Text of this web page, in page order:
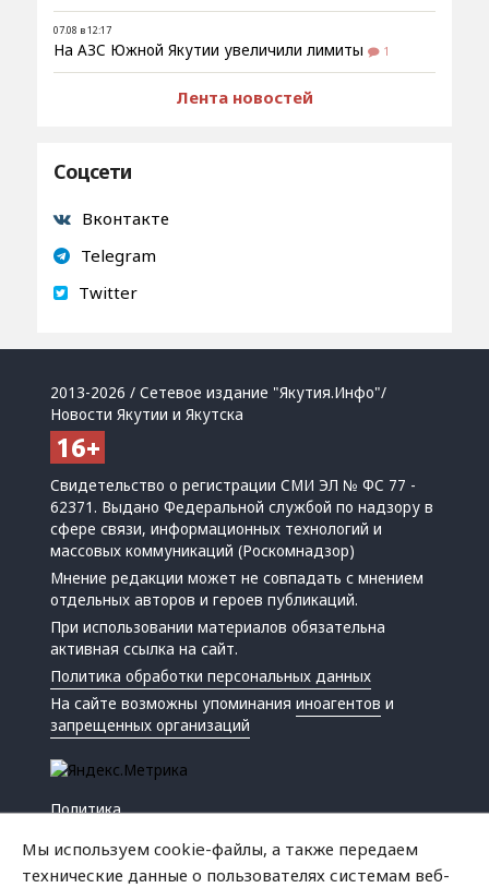
07.08 в 12:17
На АЗС Южной Якутии увеличили лимиты 1
Лента новостей
Соцсети
Вконтакте
Telegram
Twitter
2013-2026 / Сетевое издание "Якутия.Инфо"/
Новости Якутии и Якутска
Свидетельство о регистрации СМИ ЭЛ № ФС 77 -
62371. Выдано Федеральной службой по надзору в
сфере связи, информационных технологий и
массовых коммуникаций (Роскомнадзор)
Мнение редакции может не совпадать с мнением
отдельных авторов и героев публикаций.
При использовании материалов обязательна
активная ссылка на сайт.
Политика обработки персональных данных
На сайте возможны упоминанияиноагентов и
запрещенных организаций
Политика
Мы используем cookie-файлы, а также передаем
технические данные о пользователях системам веб-